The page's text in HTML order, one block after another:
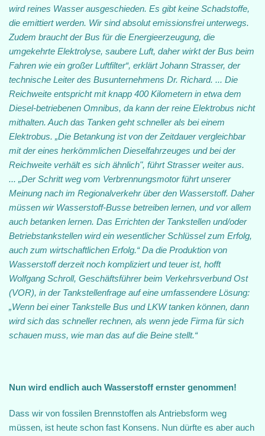
wird reines Wasser ausgeschieden. Es gibt keine Schadstoffe,
die emittiert werden. Wir sind absolut emissionsfrei unterwegs.
Zudem braucht der Bus für die Energieerzeugung, die
umgekehrte Elektrolyse, saubere Luft, daher wirkt der Bus beim
Fahren wie ein großer Luftfilter“, erklärt Johann Strasser, der
technische Leiter des Busunternehmens Dr. Richard. ... Die
Reichweite entspricht mit knapp 400 Kilometern in etwa dem
Diesel-betriebenen Omnibus, da kann der reine Elektrobus nicht
mithalten. Auch das Tanken geht schneller als bei einem
Elektrobus. „Die Betankung ist von der Zeitdauer vergleichbar
mit der eines herkömmlichen Dieselfahrzeuges und bei der
Reichweite verhält es sich ähnlich", führt Strasser weiter aus.
... „Der Schritt weg vom Verbrennungsmotor führt unserer
Meinung nach im Regionalverkehr über den Wasserstoff. Daher
müssen wir Wasserstoff-Busse betreiben lernen, und vor allem
auch betanken lernen. Das Errichten der Tankstellen und/oder
Betriebstankstellen wird ein wesentlicher Schlüssel zum Erfolg,
auch zum wirtschaftlichen Erfolg.“ Da die Produktion von
Wasserstoff derzeit noch kompliziert und teuer ist, hofft
Wolfgang Schroll, Geschäftsführer beim Verkehrsverbund Ost
(VOR), in der Tankstellenfrage auf eine umfassendere Lösung:
„Wenn bei einer Tankstelle Bus und LKW tanken können, dann
wird sich das schneller rechnen, als wenn jede Firma für sich
schauen muss, wie man das auf die Beine stellt.“
Nun wird endlich auch Wasserstoff ernster genommen!
Dass wir von fossilen Brennstoffen als Antriebsform weg
müssen, ist heute schon fast Konsens. Nun dürfte es aber auch